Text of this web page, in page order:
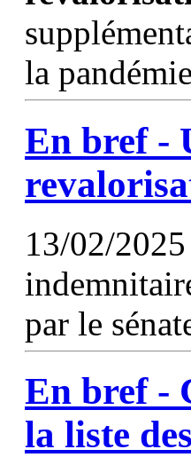
la pandémie
En bref -
13/02/
par le
En bref -
la liste